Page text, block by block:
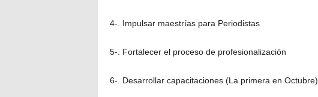
4-. Impulsar maestrías para Periodistas
5-. Fortalecer el proceso de profesionalización
6-. Desarrollar capacitaciones (La primera en Octubre)